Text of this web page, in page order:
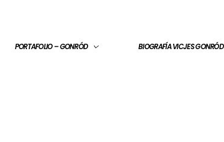
PORTAFOLIO – GONRÓD BIOGRAFÍA VICJES GONRÓD